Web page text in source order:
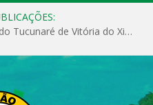
4º Torneio de Pesca Esportiva do Tucunaré de Vitória do Xingu